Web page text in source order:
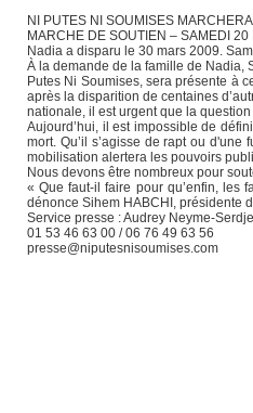
NI PUTES NI SOUMISES
MARCHE DE SOUTIEN – SAMEDI
Nadia a disparu le 30 mars 2009.
À la demande de la famille de Nadia,
Putes Ni Soumises, sera présente à
après la disparition de centaines
nationale, il est urgent que la
Aujourd’hui, il est impossible de
mort. Qu’il s’agisse de rapt ou
mobilisation alertera les pouvoirs
Nous devons être nombreux pour
« Que faut-il faire pour qu’enfin, les
dénonce Sihem HABCHI, présidente
Service presse : Audrey Neyme-
01 53 46 63 00 / 06 76 49 63 56
presse@niputesnisoumises.com